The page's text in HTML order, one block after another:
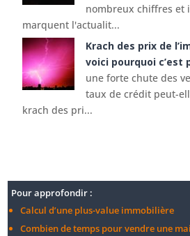
nombreux chiffres et
marquent l'actualit...
Krach des prix de
voici pourquoi c’est
une forte chute des
taux de crédit peut-
krach des pri...
Pour approfondir :
Calcul d’une plus-value immobilière
Combien de temps pour vendre une